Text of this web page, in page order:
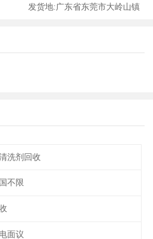
发货地:广东省东莞市大岭山镇
洗剂回收
不限
面议